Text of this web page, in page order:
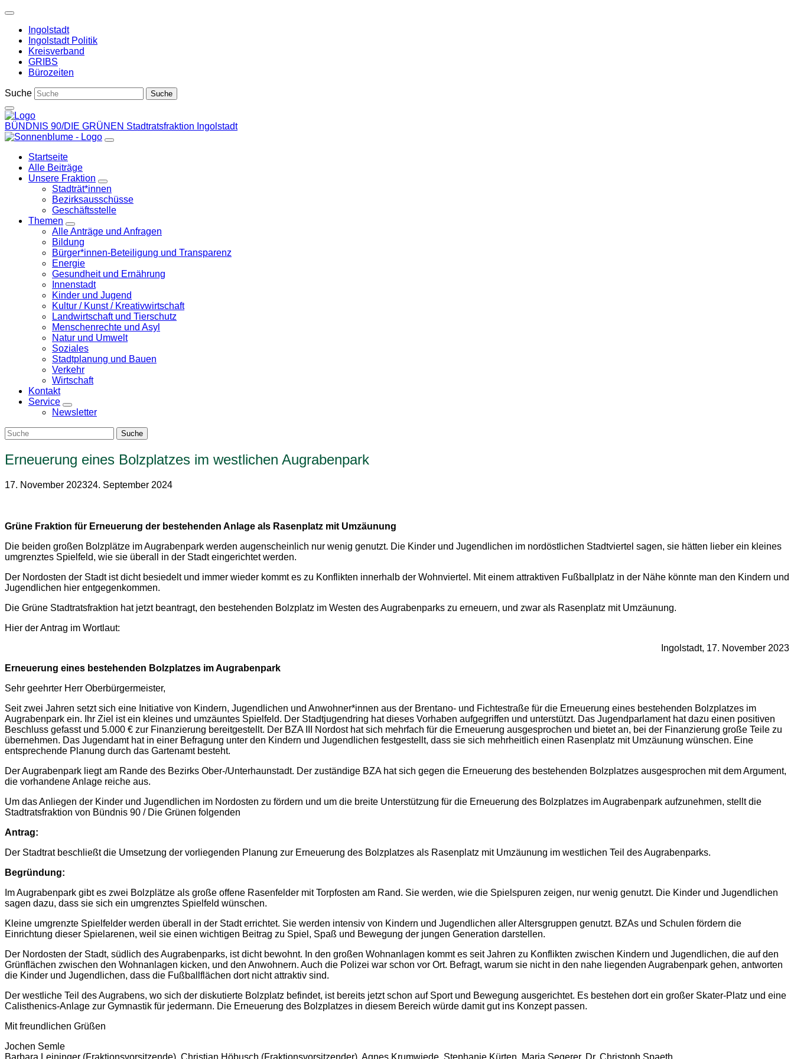
Weiter
Inhalt
Ingolstadt
Ingolstadt Politik
Kreisverband
GRIBS
Bürozeiten
Suche
BÜNDNIS 90/DIE GRÜNEN Stadtratsfraktion Ingolstadt
Startseite
Alle Beiträge
Unsere Fraktion
Zeige
Untermenü
Stadträt*innen
Bezirksausschüsse
Geschäftsstelle
Themen
Zeige
Untermenü
Alle Anträge und Anfragen
Bildung
Bürger*innen-Beteiligung und Transparenz
Energie
Gesundheit und Ernährung
Innenstadt
Kinder und Jugend
Kultur / Kunst / Kreativwirtschaft
Landwirtschaft und Tierschutz
Menschenrechte und Asyl
Natur und Umwelt
Soziales
Stadtplanung und Bauen
Verkehr
Wirtschaft
Kontakt
Service
Zeige
Untermenü
Newsletter
Erneuerung eines Bolzplatzes im westlichen Augrabenpark
17. November 202324. September 2024
Grüne Fraktion für Erneuerung der bestehenden Anlage als Rasenplatz mit Umzäunung
Die beiden großen Bolzplätze im Augrabenpark werden augenscheinlich nur wenig genutzt. Die Kinder und Jugendlichen im nordöstlichen Stadtviertel sagen, sie hätten lieber ein kleines
umgrenztes Spielfeld, wie sie überall in der Stadt eingerichtet werden.
Der Nordosten der Stadt ist dicht besiedelt und immer wieder kommt es zu Konflikten innerhalb der Wohnviertel. Mit einem attraktiven Fußballplatz in der Nähe könnte man den Kindern und
Jugendlichen hier entgegenkommen.
Die Grüne Stadtratsfraktion hat jetzt beantragt, den bestehenden Bolzplatz im Westen des Augrabenparks zu erneuern, und zwar als Rasenplatz mit Umzäunung.
Hier der Antrag im Wortlaut:
Ingolstadt, 17. November 2023
Erneuerung eines bestehenden Bolzplatzes im Augrabenpark
Sehr geehrter Herr Oberbürgermeister,
Seit zwei Jahren setzt sich eine Initiative von Kindern, Jugendlichen und Anwohner*innen aus der Brentano- und Fichtestraße für die Erneuerung eines bestehenden Bolzplatzes im
Augrabenpark ein. Ihr Ziel ist ein kleines und umzäuntes Spielfeld. Der Stadtjugendring hat dieses Vorhaben aufgegriffen und unterstützt. Das Jugendparlament hat dazu einen positiven
Beschluss gefasst und 5.000 € zur Finanzierung bereitgestellt. Der BZA III Nordost hat sich mehrfach für die Erneuerung ausgesprochen und bietet an, bei der Finanzierung große Teile zu
übernehmen. Das Jugendamt hat in einer Befragung unter den Kindern und Jugendlichen festgestellt, dass sie sich mehrheitlich einen Rasenplatz mit Umzäunung wünschen. Eine
entsprechende Planung durch das Gartenamt besteht.
Der Augrabenpark liegt am Rande des Bezirks Ober-/Unterhaunstadt. Der zuständige BZA hat sich gegen die Erneuerung des bestehenden Bolzplatzes ausgesprochen mit dem Argument,
die vorhandene Anlage reiche aus.
Um das Anliegen der Kinder und Jugendlichen im Nordosten zu fördern und um die breite Unterstützung für die Erneuerung des Bolzplatzes im Augrabenpark aufzunehmen, stellt die
Stadtratsfraktion von Bündnis 90 / Die Grünen folgenden
Antrag:
Der Stadtrat beschließt die Umsetzung der vorliegenden Planung zur Erneuerung des Bolzplatzes als Rasenplatz mit Umzäunung im westlichen Teil des Augrabenparks.
Begründung:
Im Augrabenpark gibt es zwei Bolzplätze als große offene Rasenfelder mit Torpfosten am Rand. Sie werden, wie die Spielspuren zeigen, nur wenig genutzt. Die Kinder und Jugendlichen
sagen dazu, dass sie sich ein umgrenztes Spielfeld wünschen.
Kleine umgrenzte Spielfelder werden überall in der Stadt errichtet. Sie werden intensiv von Kindern und Jugendlichen aller Altersgruppen genutzt. BZAs und Schulen fördern die
Einrichtung dieser Spielarenen, weil sie einen wichtigen Beitrag zu Spiel, Spaß und Bewegung der jungen Generation darstellen.
Der Nordosten der Stadt, südlich des Augrabenparks, ist dicht bewohnt. In den großen Wohnanlagen kommt es seit Jahren zu Konflikten zwischen Kindern und Jugendlichen, die auf den
Grünflächen zwischen den Wohnanlagen kicken, und den Anwohnern. Auch die Polizei war schon vor Ort. Befragt, warum sie nicht in den nahe liegenden Augrabenpark gehen, antworten
die Kinder und Jugendlichen, dass die Fußballflächen dort nicht attraktiv sind.
Der westliche Teil des Augrabens, wo sich der diskutierte Bolzplatz befindet, ist bereits jetzt schon auf Sport und Bewegung ausgerichtet. Es bestehen dort ein großer Skater-Platz und eine
Calisthenics-Anlage zur Gymnastik für jedermann. Die Erneuerung des Bolzplatzes in diesem Bereich würde damit gut ins Konzept passen.
Mit freundlichen Grüßen
Jochen Semle
Barbara Leininger (Fraktionsvorsitzende), Christian Höbusch (Fraktionsvorsitzender), Agnes Krumwiede, Stephanie Kürten, Maria Segerer, Dr. Christoph Spaeth